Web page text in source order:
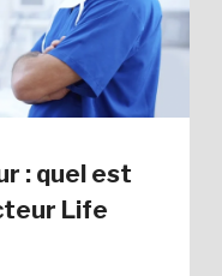
: quel est
Life